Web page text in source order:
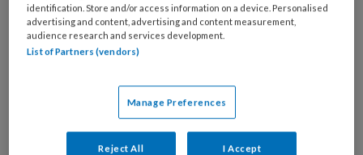
Ministerie wil stelsel
gastouderopvang
verbeteren
identification. Store and/or access information on a device. Personalised
advertising and content, advertising and content measurement,
audience research and services development.
List of Partners (vendors)
Manage Preferences
Reject All I Accept